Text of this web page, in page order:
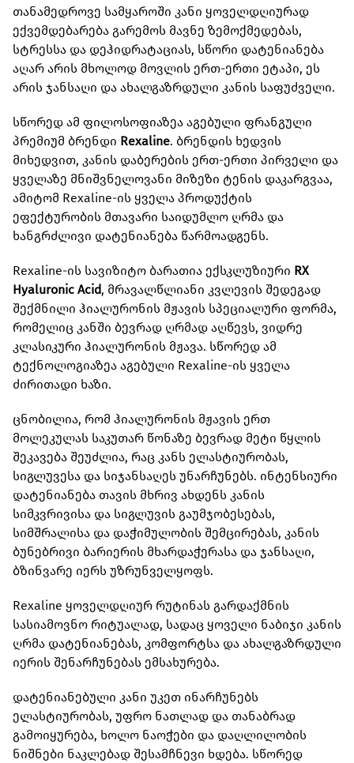
თანამედროვე სამყაროში კანი ყოველდღიურად
ექვემდებარება გარემოს მავნე ზემოქმედებას,
სტრესსა და დეჰიდრატაციას, სწორი დატენიანება
აღარ არის მხოლოდ მოვლის ერთ-ერთი ეტაპი, ეს
არის ჯანსაღი და ახალგაზრდული კანის საფუძველი.
სწორედ ამ ფილოსოფიაზეა აგებული ფრანგული
პრემიუმ ბრენდი Rexaline. ბრენდის ხედვის
მიხედვით, კანის დაბერების ერთ-ერთი პირველი და
ყველაზე მნიშვნელოვანი მიზეზი ტენის დაკარგვაა,
ამიტომ Rexaline-ის ყველა პროდუქტის
ეფექტურობის მთავარი საიდუმლო ღრმა და
ხანგრძლივი დატენიანება წარმოადგენს.
Rexaline-ის სავიზიტო ბარათია ექსკლუზიური RX
Hyaluronic Acid, მრავალწლიანი კვლევის შედეგად
შექმნილი ჰიალურონის მჟავის სპეციალური ფორმა,
რომელიც კანში ბევრად ღრმად აღწევს, ვიდრე
კლასიკური ჰიალურონის მჟავა. სწორედ ამ
ტექნოლოგიაზეა აგებული Rexaline-ის ყველა
ძირითადი ხაზი.
ცნობილია, რომ ჰიალურონის მჟავის ერთ
მოლეკულას საკუთარ წონაზე ბევრად მეტი წყლის
შეკავება შეუძლია, რაც კანს ელასტიურობას,
სიგლუვესა და სიჯანსაღეს უნარჩუნებს. ინტენსიური
დატენიანება თავის მხრივ ახდენს კანის
სიმკვრივისა და სიგლუვის გაუმჯობესებას,
სიმშრალისა და დაჭიმულობის შემცირებას, კანის
ბუნებრივი ბარიერის მხარდაჭერასა და ჯანსაღი,
ბზინვარე იერს უზრუნველყოფს.
Rexaline ყოველდღიურ რუტინას გარდაქმნის
სასიამოვნო რიტუალად, სადაც ყოველი ნაბიჯი კანის
ღრმა დატენიანებას, კომფორტსა და ახალგაზრდული
იერის შენარჩუნებას ემსახურება.
დატენიანებული კანი უკეთ ინარჩუნებს
ელასტიურობას, უფრო ნათლად და თანაბრად
გამოიყურება, ხოლო ნაოჭები და დაღლილობის
ნიშნები ნაკლებად შესამჩნევი ხდება. სწორედ